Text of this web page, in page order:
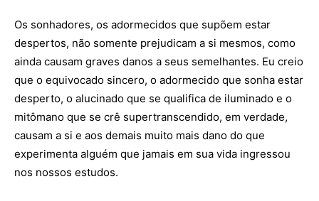
Os sonhadores, os adormecidos que supõem estar
despertos, não somente prejudicam a si mesmos, como
ainda causam graves danos a seus semelhantes. Eu creio
que o equivocado sincero, o adormecido que sonha estar
desperto, o alucinado que se qualifica de iluminado e o
mitômano que se crê supertranscendido, em verdade,
causam a si e aos demais muito mais dano do que
experimenta alguém que jamais em sua vida ingressou
nos nossos estudos.